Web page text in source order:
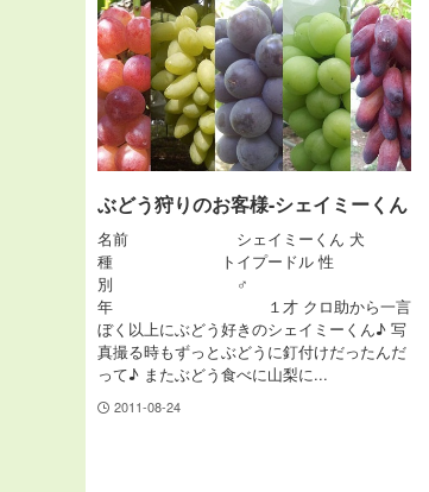
ぶどう狩りのお客様-シェイミーくん
名前 シェイミーくん 犬
種 トイプードル 性
別 ♂
年 １才 クロ助から一言
ぼく以上にぶどう好きのシェイミーくん♪ 写
真撮る時もずっとぶどうに釘付けだったんだ
って♪ またぶどう食べに山梨に...
2011-08-24